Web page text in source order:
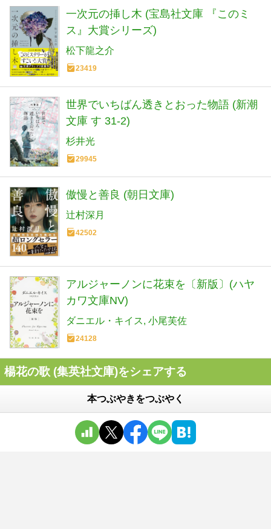
一次元の挿し木 (宝島社文庫 『このミ
ス』大賞シリーズ)
松下龍之介
23419
世界でいちばん透きとおった物語 (新潮
文庫 す 31-2)
杉井光
29945
傲慢と善良 (朝日文庫)
辻村深月
42502
アルジャーノンに花束を〔新版〕(ハヤ
カワ文庫NV)
ダニエル・キイス 小尾芙佐
24128
楊花の歌 (集英社文庫)をシェアする
本つぶやきをつぶやく